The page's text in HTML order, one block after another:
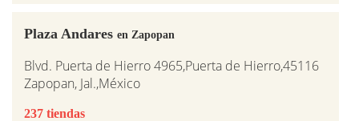
Plaza Andares en Zapopan
Blvd. Puerta de Hierro 4965,Puerta de Hierro,45116
Zapopan, Jal.,México
237 tiendas